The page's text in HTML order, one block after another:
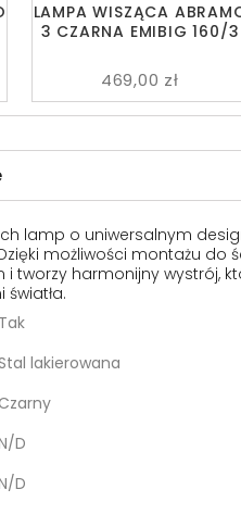
LAMPA WISZĄCA
3 CZARNA EMIBIG 160/3
469,00 zł
lamp o uniwersalnym
możliwości montażu do
tworzy harmonijny wystrój,
światła.
Tak
lakierowana
Czarny
D
D